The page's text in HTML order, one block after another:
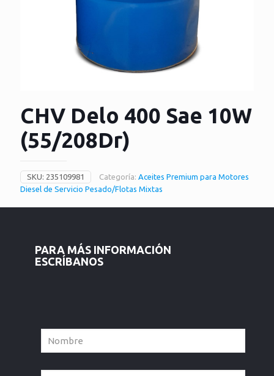
CHV Delo 400 Sae 10W
(55/208Dr)
SKU: 235109981 Categoría: Aceites Premium para Motores
Diesel de Servicio Pesado/Flotas Mixtas
PARA MÁS INFORMACIÓN
ESCRÍBANOS